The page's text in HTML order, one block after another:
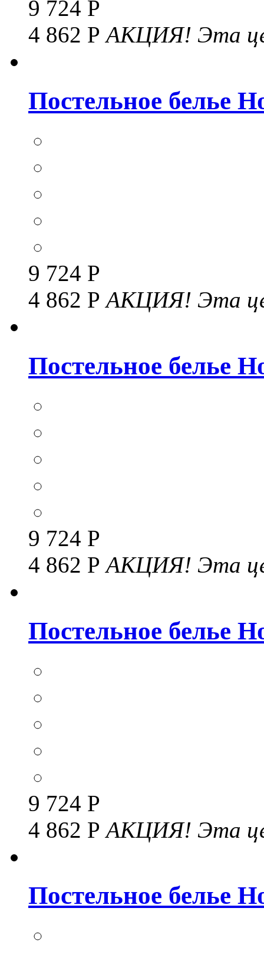
9 724 Р
4 862 РАКЦИЯ! Эта
Постельное белье
9 724 Р
4 862 РАКЦИЯ! Эта
Постельное белье
9 724 Р
4 862 РАКЦИЯ! Эта
Постельное белье
9 724 Р
4 862 Р АКЦИЯ! Эта
Постельное белье